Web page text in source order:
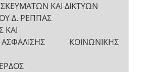
ΚΑΙ ΔΙΚΤΥΩΝ
Δ. ΡΕΠΠΑΣ
ΚΑΙ
ΚΟΙΝΩΝΙΚΗΣ